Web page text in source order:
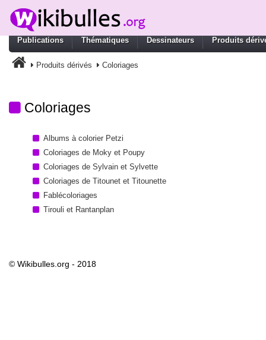
Publications Thématiques Dessinateurs Produits
Produits dérivés Coloriages
Coloriages
Albums à colorier Petzi
Coloriages de Moky et Poupy
Coloriages de Sylvain et Sylvette
Coloriages de Titounet et Titounette
Fablécoloriages
Tirouli et Rantanplan
© Wikibulles.org - 2018